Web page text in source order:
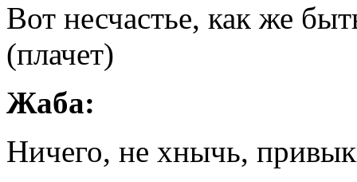
Вот несчастье, как же
(плачет)
Жаба:
Ничего, не хнычь,